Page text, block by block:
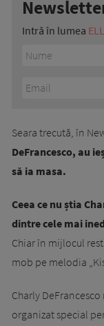
Intră în lumea
Seara trecută, în
DeFrancesco, au
să ia masa.
Ceea ce nu știa
dintre cele mai
Chiar în mijlocul
mob pe melodia
Charly
organizat special